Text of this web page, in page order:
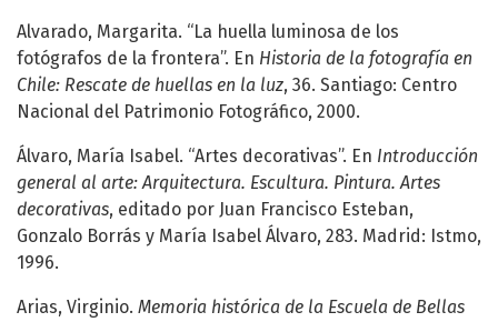
Alvarado, Margarita. “La huella luminosa de los
fotógrafos de la frontera”. En Historia de la fotografía en
Chile: Rescate de huellas en la luz, 36. Santiago: Centro
Nacional del Patrimonio Fotográfico, 2000.
Álvaro, María Isabel. “Artes decorativas”. En Introducción
general al arte: Arquitectura. Escultura. Pintura. Artes
decorativas, editado por Juan Francisco Esteban,
Gonzalo Borrás y María Isabel Álvaro, 283. Madrid: Istmo,
1996.
Arias, Virginio. Memoria histórica de la Escuela de Bellas